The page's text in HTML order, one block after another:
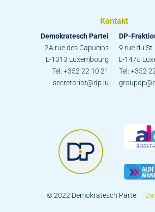
Kontakt
Demokratesch Partei
2A rue des Capucins
L-1313 Luxembourg
Tel: +352 22 10 21
secretariat@dp.lu
DP-
9 rue du
L-1475
Tel: +352
© 2022 Demokratesch Partei –